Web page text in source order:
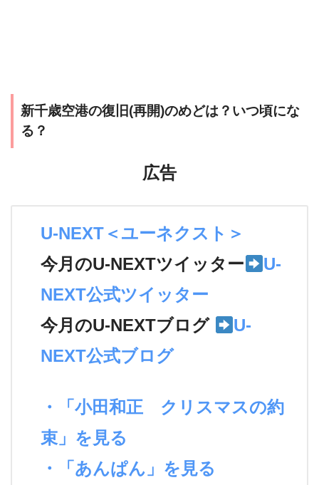
新千歳空港の復旧(再開)のめどは？いつ頃にな
る？
広告
U-NEXT＜ユーネクスト＞
今月のU-NEXTツイッター
U-
NEXT公式ツイッター
今月のU-NEXTブログ
U-
NEXT公式ブログ
・「小田和正 クリスマスの約
束」を見る
・「あんぱん」を見る